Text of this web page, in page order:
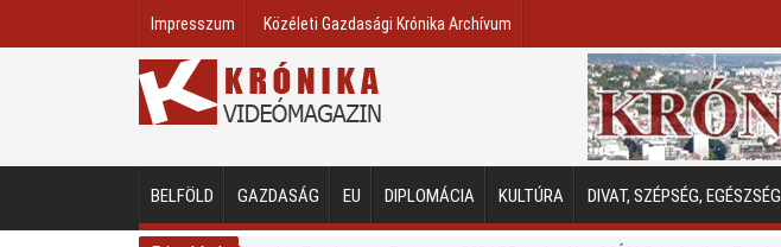
Impresszum Közéleti Gazdasági Krónika Archívum
BELFÖLD GAZDASÁG EU DIPLOMÁCIA KULTÚRA DIVAT, SZÉPSÉG, EGÉSZSÉG